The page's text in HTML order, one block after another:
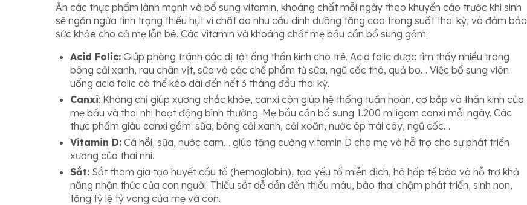
Ăn các thực phẩm lành mạnh và bổ sung vitamin, khoáng chất mỗi ngày theo khuyến cáo trước khi sinh
sẽ ngăn ngừa tình trạng thiếu hụt vi chất do nhu cầu dinh dưỡng tăng cao trong suốt thai kỳ, và đảm bảo
sức khỏe cho cả mẹ lẫn bé. Các vitamin và khoáng chất mẹ bầu cần bổ sung gồm:
Acid Folic: Giúp phòng tránh các dị tật ống thần kinh cho trẻ. Acid folic được tìm thấy nhiều trong
bông cải xanh, rau chân vịt, sữa và các chế phẩm từ sữa, ngũ cốc thô, quả bơ… Việc bổ sung viên
uống acid folic có thể kéo dài đến hết 3 tháng đầu thai kỳ.
Canxi: Không chỉ giúp xương chắc khỏe, canxi còn giúp hệ thống tuần hoàn, cơ bắp và thần kinh của
mẹ bầu và thai nhi hoạt động bình thường. Mẹ bầu cần bổ sung 1.200 miligam canxi mỗi ngày. Các
thực phẩm giàu canxi gồm: sữa, bông cải xanh, cải xoăn, nước ép trái cây, ngũ cốc…
Vitamin D: Cá hồi, sữa, nước cam… giúp tăng cường vitamin D cho mẹ và hỗ trợ cho sự phát triển
xương của thai nhi.
Sắt: Sắt tham gia tạo huyết cầu tố (hemoglobin), tạo yếu tố miễn dịch, hô hấp tế bào và hỗ trợ khả
năng nhận thức của con người. Thiếu sắt dễ dẫn đến thiếu máu, bào thai chậm phát triển, sinh non,
tăng tỷ lệ tỷ vong của mẹ và con.